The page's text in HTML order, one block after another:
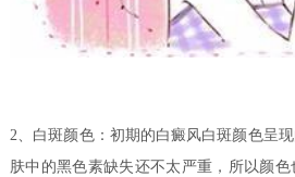
2、白斑颜色：初期的白癜风白斑颜色呈
肤中的黑色素缺失还不太严重，所以颜色